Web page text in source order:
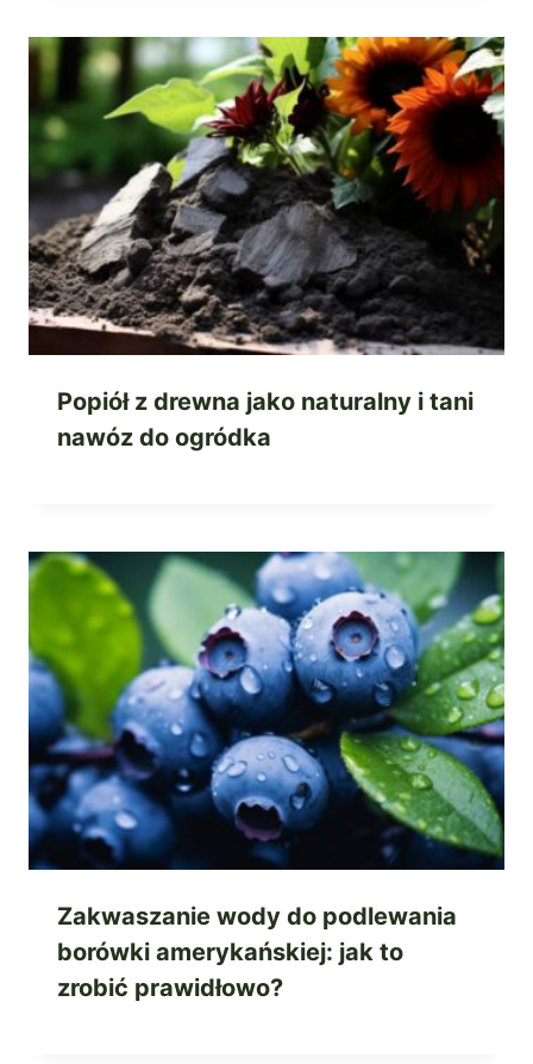
Popiół z drewna jako naturalny i tani
nawóz do ogródka
Zakwaszanie wody do podlewania
borówki amerykańskiej: jak to
zrobić prawidłowo?